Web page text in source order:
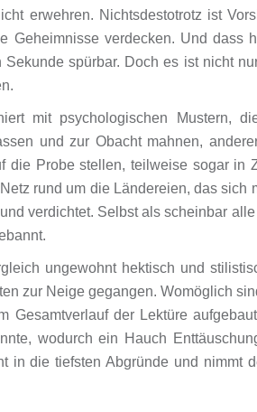
erwehren. Nichtsdestotrotz ist
Geheimnisse verdecken. Und dass
spürbar. Doch es ist nicht
mit psychologischen Mustern,
und zur Obacht mahnen,
die Probe stellen, teilweise sogar in
rund um die Ländereien, das sich
verdichtet. Selbst als scheinbar
ungewohnt hektisch und
zur Neige gegangen. Womöglich
Gesamtverlauf der Lektüre
wodurch ein Hauch
in die tiefsten Abgründe und nimmt